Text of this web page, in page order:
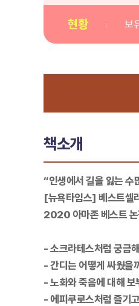
현황 보
책소개
“인생에서 길을 잃는 수
[뉴욕타임스] 베스트셀
2020 아마존 베스트
- 소크라테스처럼 궁금
- 간디는 어떻게 싸웠을
- 노화와 죽음에 대해
- 에피쿠로스처럼 즐기